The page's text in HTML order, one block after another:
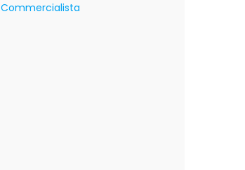
Commercialista